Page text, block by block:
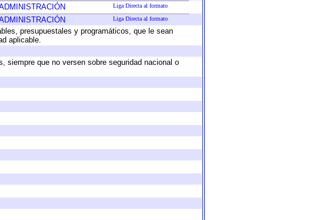
Liga Directa al formato
Liga Directa al formato
presupuestales y programáticos, que le sean
aplicable.
que no versen sobre seguridad nacional o